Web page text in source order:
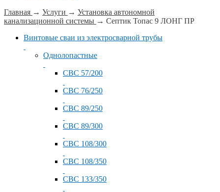
Главная → Услуги → Установка автономной
канализационной системы → Септик Топас 9 ЛОНГ ПР
Винтовые сваи из электросварной трубы
Однолопастные
СВС 57/200
СВС 76/250
СВС 89/250
СВС 89/300
СВС 108/300
СВС 108/350
СВС 133/350